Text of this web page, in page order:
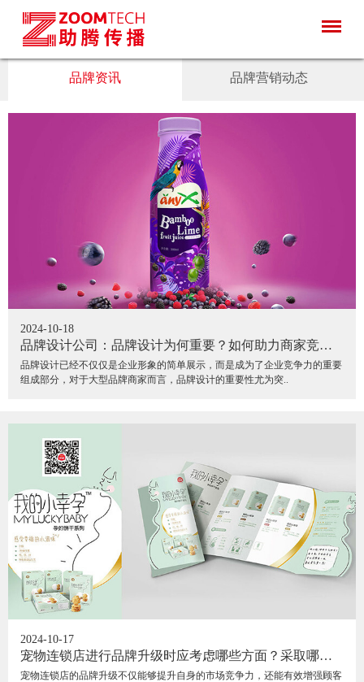
品牌资讯 品牌营销动态
2024-10-18
品牌设计公司：品牌设计为何重要？如何助力商家竞
争？
品牌设计已经不仅仅是企业形象的简单展示，而是成为了企业竞争力的重要
组成部分，对于大型品牌商家而言，品牌设计的重要性尤为突..
2024-10-17
宠物连锁店进行品牌升级时应考虑哪些方面？采取哪些
策略可以有效提升品牌形象和顾客体验？
宠物连锁店的品牌升级不仅能够提升自身的市场竞争力，还能有效增强顾客